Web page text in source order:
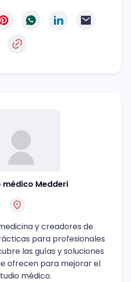
médico Medderi
y creadores de
para profesionales
las guías y soluciones
ofrecen para mejorar el
médico.